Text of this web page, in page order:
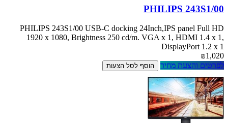
PHILIPS 243S1/00
PHILIPS 243S1/00 USB-C docking 24Inch,IPS panel Full HD
1920 x 1080, Brightness 250 cd/m. VGA x 1, HDMI 1.4 x 1,
DisplayPort 1.2 x 1
₪1,020
לפרטים והצעת מחיר
הוסף לסל הצעות